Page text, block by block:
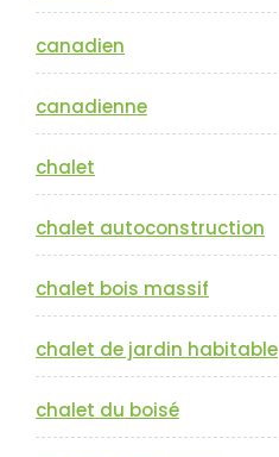
canadien
canadienne
chalet
chalet autoconstruction
chalet bois massif
chalet de jardin habitable
chalet du boisé